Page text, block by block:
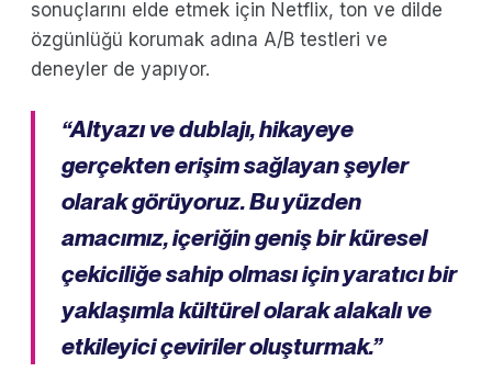
sonuçlarını elde etmek için Netflix, ton ve dilde
özgünlüğü korumak adına A/B testleri ve
deneyler de yapıyor.
“Altyazı ve dublajı, hikayeye
gerçekten erişim sağlayan şeyler
olarak görüyoruz. Bu yüzden
amacımız, içeriğin geniş bir küresel
çekiciliğe sahip olması için yaratıcı bir
yaklaşımla kültürel olarak alakalı ve
etkileyici çeviriler oluşturmak.”